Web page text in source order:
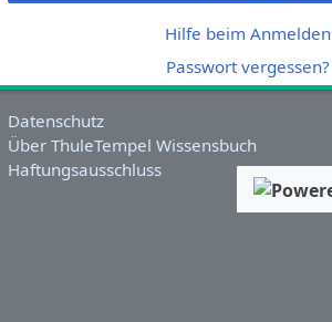
Hilfe beim Anmelden
Passwort vergessen?
Datenschutz
Über ThuleTempel Wissensbuch
Haftungsausschluss